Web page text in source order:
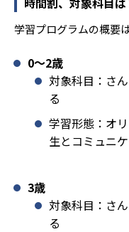
学習プログラムの概要
0〜2歳
対象科目：さ
る
学習形態：オ
生とコミュニ
3歳
対象科目：さ
る